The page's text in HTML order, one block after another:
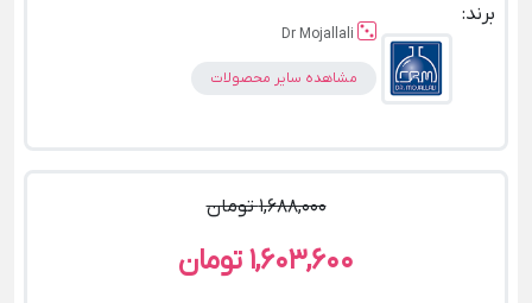
برند:
Dr Mojallali
مشاهده سایر محصولات
1,688,000 تومان
1,603,600 تومان